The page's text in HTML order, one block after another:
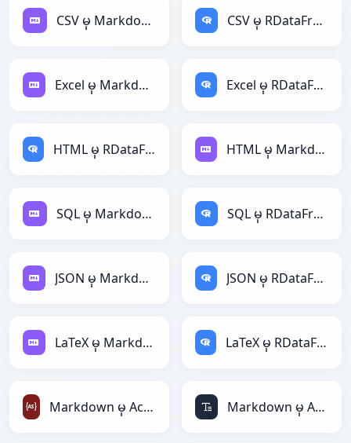
CSV မှ Markdown CSV မှ RDataFrame
Excel မှ Markdown Excel မှ RDataFrame
HTML မှ RDataFrame HTML မှ Markdown
SQL မှ Markdown SQL မှ RDataFrame
JSON မှ Markdown JSON မှ RDataFrame
LaTeX မှ Markdown LaTeX မှ RDataFrame
Markdown မှ ActionScript Markdown မှ ASCII